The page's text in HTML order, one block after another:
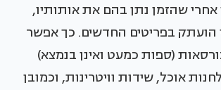
שהזמן נתן בהם את אותותיו,
הועתק בפריטים החדשים. כך אפשר
(ספות כמעט ואינן בנמצא)
אוכל, שידות וויטרינות, וכמובן